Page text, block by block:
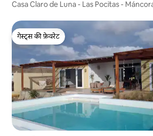
Casa Claro de Luna - Las Pocitas -
गेस्ट्स की फ़ेवरेट
गेस्ट्स की फ़ेवरेट